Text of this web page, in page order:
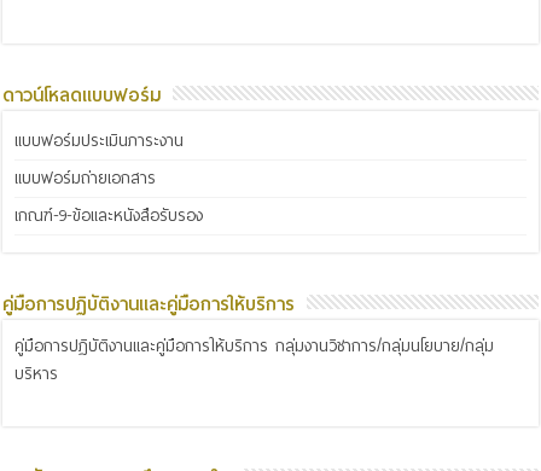
ดาวน์โหลดแบบฟอร์ม
แบบฟอร์มประเมินภาระงาน
แบบฟอร์มถ่ายเอกสาร
เกณฑ์-9-ข้อและหนังสือรับรอง
คู่มือการปฏิบัติงานและคู่มือการให้บริการ
คู่มือการปฏิบัติงานและคู่มือการให้บริการ กลุ่มงานวิชาการ/กลุ่มนโยบาย/กลุ่ม
บริหาร